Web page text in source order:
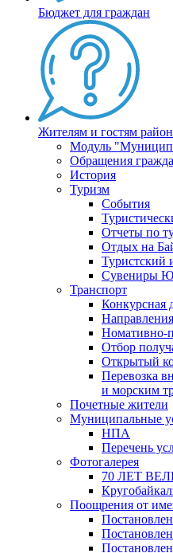
Бюджет для граждан
Жителям и гостям
Модуль
Обращения
История
Туризм
События
Отчеты по
Отдых на
Сувениры
Транспорт
Конкурсная
Номативно-
Отбор
Открытый
Перевозка
и морским
Почетные жители
Муниципальные
НПА
Перечень
Фотогалерея
70 ЛЕТ
Поощрения от